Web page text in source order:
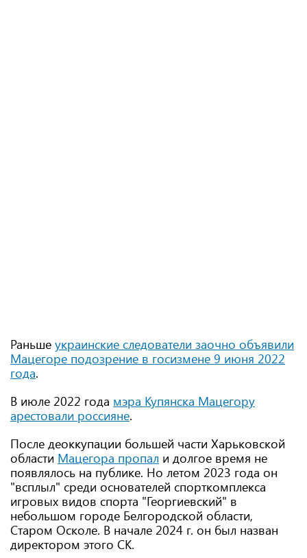
Раньше украинские следователи заочно объявили
Мацегоре подозрение в госизмене 9 июня 2022
года.
В июле 2022 года мэра Купянска Мацегору
арестовали россияне.
После деоккупации большей части Харьковской
области Мацегора пропал и долгое время не
появлялось на публике. Но летом 2023 года он
"всплыл" среди основателей спорткомплекса
игровых видов спорта "Георгиевский" в
небольшом городе Белгородской области,
Старом Осколе. В начале 2024 г. он был назван
директором этого СК.